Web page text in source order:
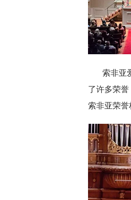
索非亚
了许多荣誉
索非亚荣誉